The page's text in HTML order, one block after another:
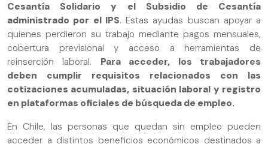
Cesantía Solidario y el Subsidio de Cesantía
administrado por el IPS. Estas ayudas buscan apoyar a
quienes perdieron su trabajo mediante pagos mensuales,
cobertura previsional y acceso a herramientas de
reinserción laboral. Para acceder, los trabajadores
deben cumplir requisitos relacionados con las
cotizaciones acumuladas, situación laboral y registro
en plataformas oficiales de búsqueda de empleo.
En Chile, las personas que quedan sin empleo pueden
acceder a distintos beneficios económicos destinados a